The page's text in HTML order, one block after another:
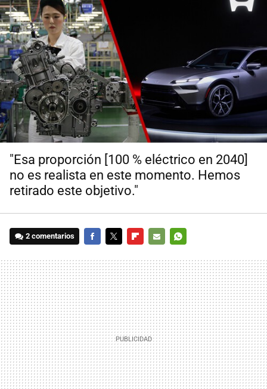
"Esa proporción [100 % eléctrico en 2040]
no es realista en este momento. Hemos
retirado este objetivo."
2 comentarios
MAIL